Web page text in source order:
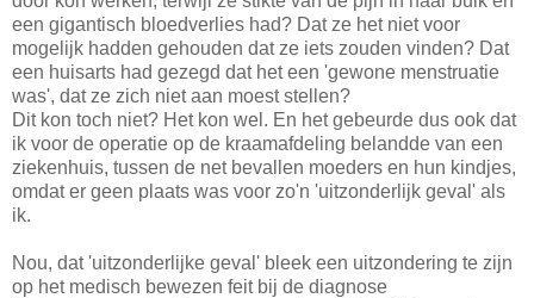
een gigantisch bloedverlies had? Dat ze het niet voor
mogelijk hadden gehouden dat ze iets zouden vinden? Dat
een huisarts had gezegd dat het een 'gewone menstruatie
was', dat ze zich niet aan moest stellen?
Dit kon toch niet? Het kon wel. En het gebeurde dus ook dat
ik voor de operatie op de kraamafdeling belandde van een
ziekenhuis, tussen de net bevallen moeders en hun kindjes,
omdat er geen plaats was voor zo'n 'uitzonderlijk geval' als
ik.
Nou, dat 'uitzonderlijke geval' bleek een uitzondering te zijn
op het medisch bewezen feit bij de diagnose